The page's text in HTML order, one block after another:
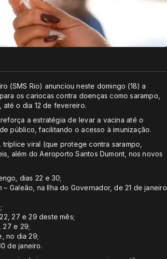
(SMS Rio) anunciou neste domingo (18) a
os cariocas contra doenças como sarampo,
o dia 12 de fevereiro.
a estratégia de levar a vacina até o
público, facilitando o acesso à imunização.
viral (que protege contra sarampo,
além do Aeroporto Santos Dumont, nos novos
dias 22 e 30;
Galeão, na Ilha do Governador, de 21 de janeiro
27 e 29 deste mês;
27 e 29;
no dia 29;
de janeiro.